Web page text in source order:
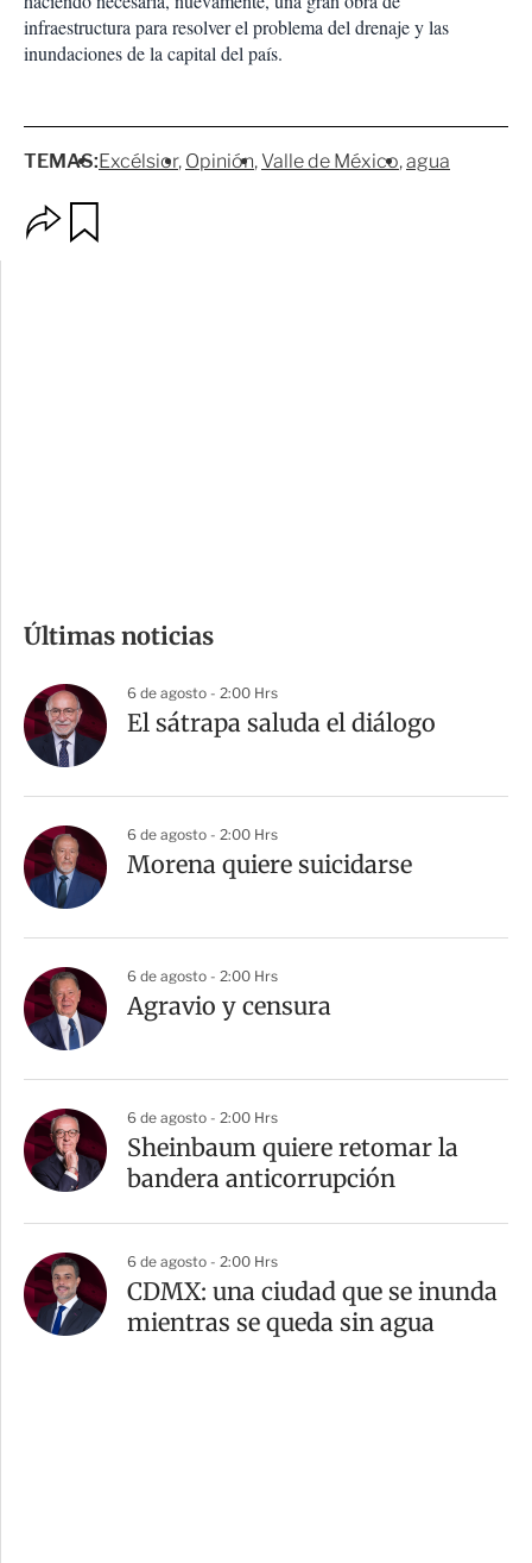
infraestructura para resolver el problema del drenaje y las
inundaciones de la capital del país.
TEMAS:Excélsior Opinión Valle de México agua
p
p
a
r
t
Últimas noticias
6 de agosto - 2:00 Hrs
El sátrapa saluda el diálogo
6 de agosto - 2:00 Hrs
Morena quiere suicidarse
6 de agosto - 2:00 Hrs
Agravio y censura
6 de agosto - 2:00 Hrs
Sheinbaum quiere retomar la
bandera anticorrupción
6 de agosto - 2:00 Hrs
CDMX: una ciudad que se inunda
mientras se queda sin agua